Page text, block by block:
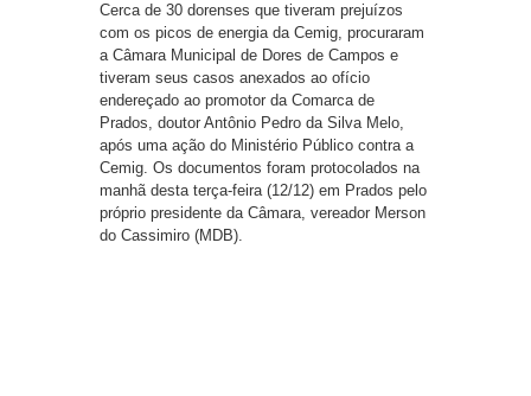
Cerca de 30 dorenses que tiveram prejuízos
com os picos de energia da Cemig, procuraram
a Câmara Municipal de Dores de Campos e
tiveram seus casos anexados ao ofício
endereçado ao promotor da Comarca de
Prados, doutor Antônio Pedro da Silva Melo,
após uma ação do Ministério Público contra a
Cemig. Os documentos foram protocolados na
manhã desta terça-feira (12/12) em Prados pelo
próprio presidente da Câmara, vereador Merson
do Cassimiro (MDB).